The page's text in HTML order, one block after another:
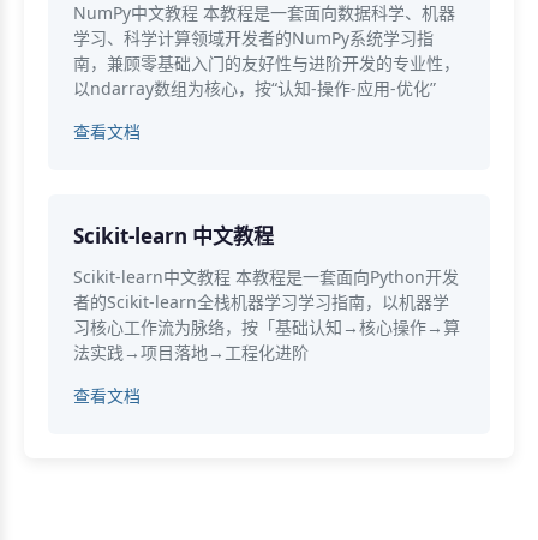
NumPy中文教程 本教程是一套面向数据科学、机器
学习、科学计算领域开发者的NumPy系统学习指
南，兼顾零基础入门的友好性与进阶开发的专业性，
以ndarray数组为核心，按“认知-操作-应用-优化”
查看文档
Scikit-learn 中文教程
Scikit-learn中文教程 本教程是一套面向Python开发
者的Scikit-learn全栈机器学习学习指南，以机器学
习核心工作流为脉络，按「基础认知→核心操作→算
法实践→项目落地→工程化进阶
查看文档